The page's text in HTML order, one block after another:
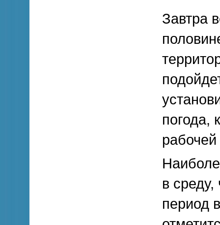
Завтра
погода,
в среду,
период